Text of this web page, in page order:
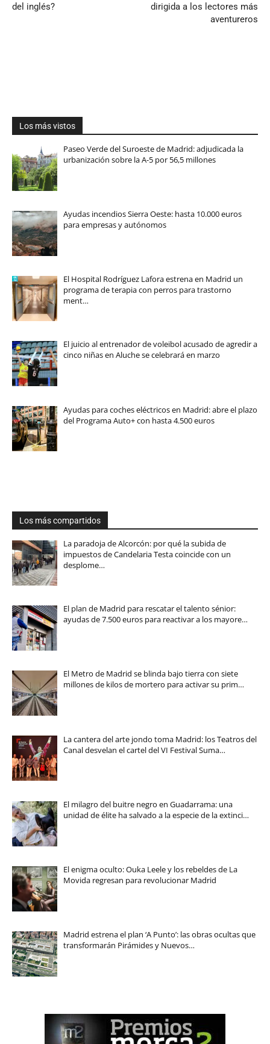
del inglés?
dirigida a los lectores más
aventureros
Los más vistos
Paseo Verde del Suroeste de Madrid: adjudicada la
urbanización sobre la A-5 por 56,5 millones
Ayudas incendios Sierra Oeste: hasta 10.000 euros
para empresas y autónomos
El Hospital Rodríguez Lafora estrena en Madrid un
programa de terapia con perros para trastorno
ment…
El juicio al entrenador de voleibol acusado de agredir a
cinco niñas en Aluche se celebrará en marzo
Ayudas para coches eléctricos en Madrid: abre el plazo
del Programa Auto+ con hasta 4.500 euros
Los más compartidos
La paradoja de Alcorcón: por qué la subida de
impuestos de Candelaria Testa coincide con un
desplome…
El plan de Madrid para rescatar el talento sénior:
ayudas de 7.500 euros para reactivar a los mayore…
El Metro de Madrid se blinda bajo tierra con siete
millones de kilos de mortero para activar su prim…
La cantera del arte jondo toma Madrid: los Teatros del
Canal desvelan el cartel del VI Festival Suma…
El milagro del buitre negro en Guadarrama: una
unidad de élite ha salvado a la especie de la extinci…
El enigma oculto: Ouka Leele y los rebeldes de La
Movida regresan para revolucionar Madrid
Madrid estrena el plan ‘A Punto’: las obras ocultas que
transformarán Pirámides y Nuevos…